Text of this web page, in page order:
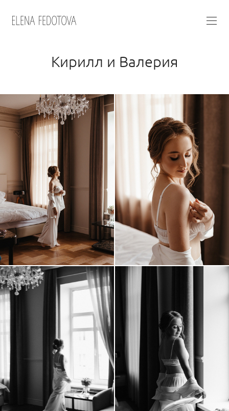
Кирилл и Валерия